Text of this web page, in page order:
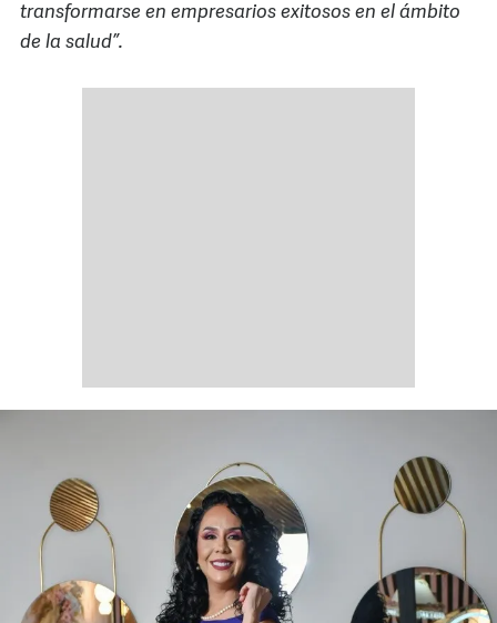
transformarse en empresarios exitosos en el ámbito
de la salud”.